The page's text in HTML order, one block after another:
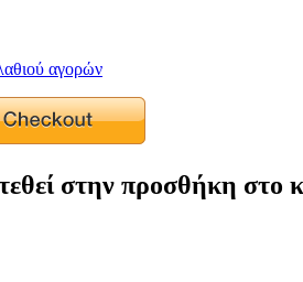
αγορών
στην προσθήκη στο